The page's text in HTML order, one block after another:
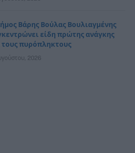
Βάρης Βούλας Βουλιαγμένης
είδη πρώτης ανάγκης
τους πυρόπληκτους
2026